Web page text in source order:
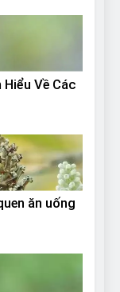
Về Các
ăn uống